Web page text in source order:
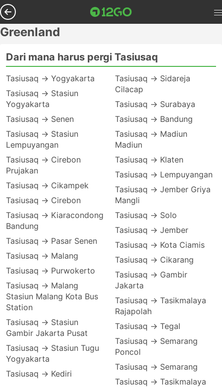
Greenland
Dari mana harus pergi Tasiusaq
Tasiusaq → Yogyakarta
Tasiusaq → Stasiun
Yogyakarta
Tasiusaq → Senen
Tasiusaq → Stasiun
Lempuyangan
Tasiusaq → Cirebon
Prujakan
Tasiusaq → Cikampek
Tasiusaq → Cirebon
Tasiusaq → Kiaracondong
Bandung
Tasiusaq → Pasar Senen
Tasiusaq → Malang
Tasiusaq → Purwokerto
Tasiusaq → Malang
Stasiun Malang Kota Bus
Station
Tasiusaq → Stasiun
Gambir Jakarta Pusat
Tasiusaq → Stasiun Tugu
Yogyakarta
Tasiusaq → Kediri
Tasiusaq → Sidareja
Cilacap
Tasiusaq → Surabaya
Tasiusaq → Bandung
Tasiusaq → Madiun
Madiun
Tasiusaq → Klaten
Tasiusaq → Lempuyangan
Tasiusaq → Jember Griya
Mangli
Tasiusaq → Solo
Tasiusaq → Jember
Tasiusaq → Kota Ciamis
Tasiusaq → Cikarang
Tasiusaq → Gambir
Jakarta
Tasiusaq → Tasikmalaya
Rajapolah
Tasiusaq → Tegal
Tasiusaq → Semarang
Poncol
Tasiusaq → Semarang
Tasiusaq → Tasikmalaya